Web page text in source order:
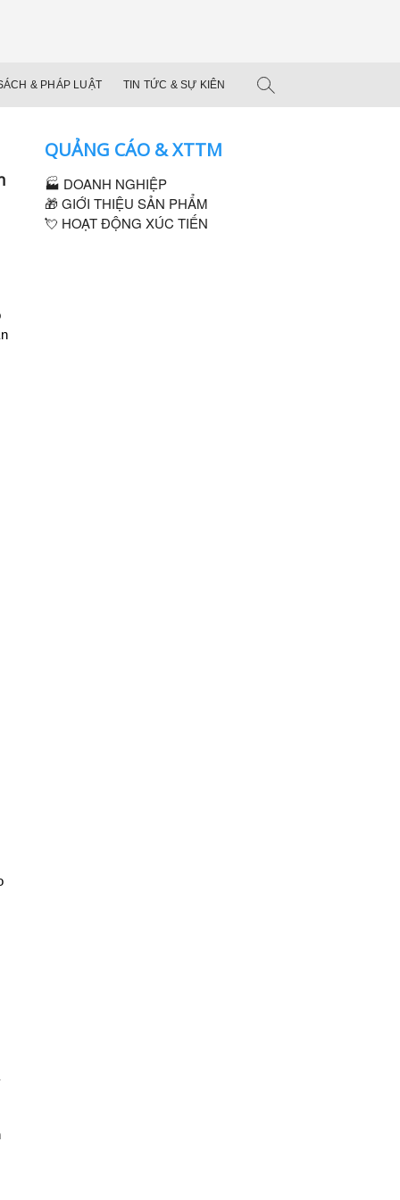
& PHÁP LUẬT TIN TỨC & SỰ KIÊN
QUẢNG CÁO & XTTM
🏭 DOANH NGHIỆP
🎁 GIỚI THIỆU SẢN PHẨM
💘 HOẠT ĐỘNG XÚC TIẾN